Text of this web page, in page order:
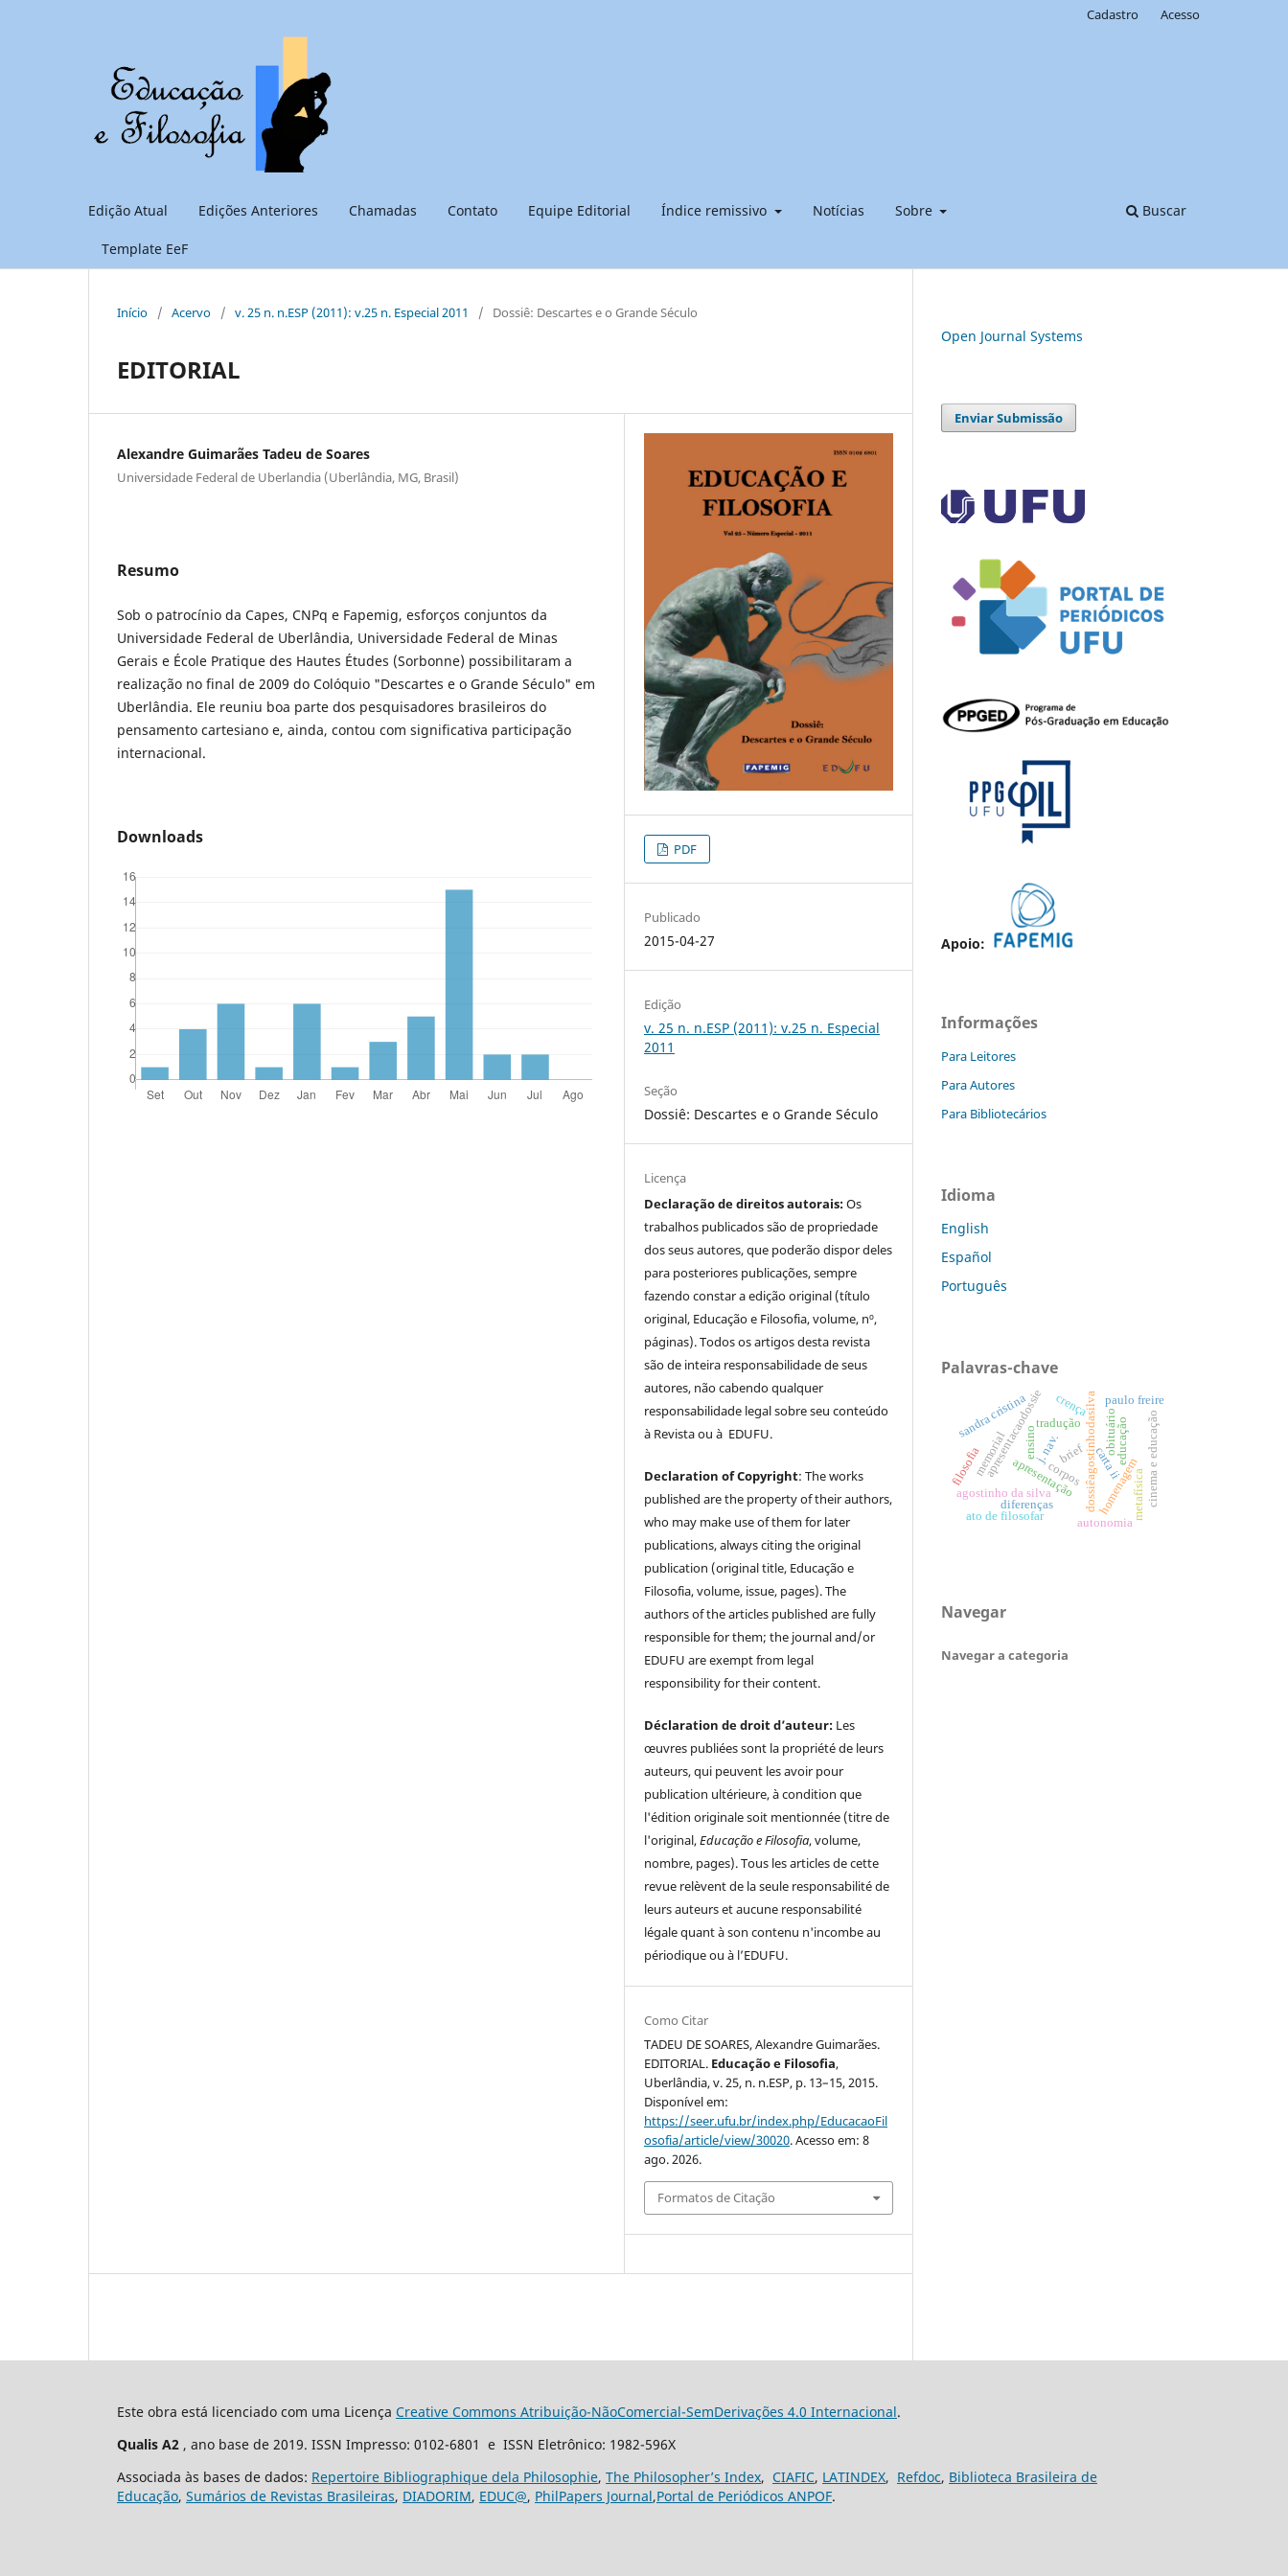
Edição Atual Edições Anteriores Chamadas Contato Equipe Editorial Índice remissivo Notícias Sobre
Template EeF
Buscar
Cadastro Acesso
Início / Acervo / v. 25 n. n.ESP (2011): v.25 n. Especial 2011 / Dossiê: Descartes e o Grande Século
EDITORIAL
Alexandre Guimarães Tadeu de Soares
Universidade Federal de Uberlandia (Uberlândia, MG, Brasil)
Resumo
Sob o patrocínio da Capes, CNPq e Fapemig, esforços conjuntos da
Universidade Federal de Uberlândia, Universidade Federal de Minas
Gerais e École Pratique des Hautes Études (Sorbonne) possibilitaram a
realização no final de 2009 do Colóquio "Descartes e o Grande Século" em
Uberlândia. Ele reuniu boa parte dos pesquisadores brasileiros do
pensamento cartesiano e, ainda, contou com significativa participação
internacional.
Downloads
PDF
Publicado
2015-04-27
Edição
v. 25 n. n.ESP (2011): v.25 n. Especial
2011
Seção
Dossiê: Descartes e o Grande Século
Licença
Declaração de direitos autorais:Os
trabalhos publicados são de propriedade
dos seus autores, que poderão dispor deles
para posteriores publicações, sempre
fazendo constar a edição original (título
original, Educação e Filosofia, volume, nº,
páginas). Todos os artigos desta revista
são de inteira responsabilidade de seus
autores, não cabendo qualquer
responsabilidade legal sobre seu conteúdo
à Revista ou à EDUFU.
Declaration of Copyright: The works
published are the property of their authors,
who may make use of them for later
publications, always citing the original
publication (original title, Educação e
Filosofia, volume, issue, pages). The
authors of the articles published are fully
responsible for them; the journal and/or
EDUFU are exempt from legal
responsibility for their content.
Déclaration de droit d’auteur: Les
œuvres publiées sont la propriété de leurs
auteurs, qui peuvent les avoir pour
publication ultérieure, à condition que
l'édition originale soit mentionnée (titre de
l'original,Educação e Filosofia, volume,
nombre, pages). Tous les articles de cette
revue relèvent de la seule responsabilité de
leurs auteurs et aucune responsabilité
légale quant à son contenu n'incombe au
périodique ou à l’EDUFU.
Como Citar
TADEU DE SOARES, Alexandre Guimarães.
EDITORIAL. Educação e Filosofia,
Uberlândia, v. 25, n. n.ESP, p. 13–15, 2015.
Disponível em:
https://seer.ufu.br/index.php/EducacaoFil
osofia/article/view/30020. Acesso em: 8
ago. 2026.
Formatos de Citação
Open Journal Systems
Enviar Submissão
Apoio:
Informações
Para Leitores
Para Autores
Para Bibliotecários
Idioma
English
Español
Português
Palavras-chave
apresentaçãodossiêagostinhodasilva
apresentacaodossietradução
brief
j. nav.
agostinho da silva
carta ii
sandra cristina obituário
homenagem
memorial
diferenças
corpos
filosofia
metafísica
paulo freire
ato de filosofar
educação
crença
cinema e educação
autonomia
ensino
Navegar
Navegar a categoria
Este obra está licenciado com uma Licença Creative Commons Atribuição-NãoComercial-SemDerivações 4.0 Internacional.
Qualis A2 , ano base de 2019. ISSN Impresso: 0102-6801 e ISSN Eletrônico: 1982-596X
Associada às bases de dados: Repertoire Bibliographique dela Philosophie, The Philosopher’s Index, CIAFIC, LATINDEX, Refdoc, Biblioteca Brasileira de
Educação, Sumários de Revistas Brasileiras, DIADORIM, EDUC@, PhilPapers Journal,Portal de Periódicos ANPOF.